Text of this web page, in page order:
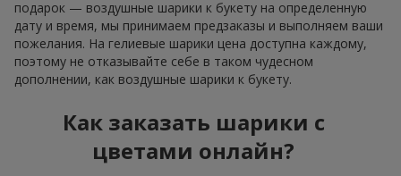
подарок — воздушные шарики к букету на определенную
дату и время, мы принимаем предзаказы и выполняем ваши
пожелания. На гелиевые шарики цена доступна каждому,
поэтому не отказывайте себе в таком чудесном
дополнении, как воздушные шарики к букету.
Как заказать шарики с
цветами онлайн?